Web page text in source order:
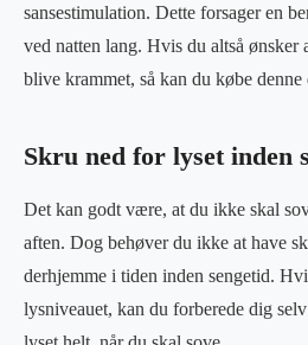
sansestimulation. Dette forsager en
ved natten lang. Hvis du altså ønsker
blive krammet, så kan du købe denne
Skru ned for lyset inden
Det kan godt være, at du ikke skal
aften. Dog behøver du ikke at have
derhjemme i tiden inden sengetid.
lysniveauet, kan du forberede dig